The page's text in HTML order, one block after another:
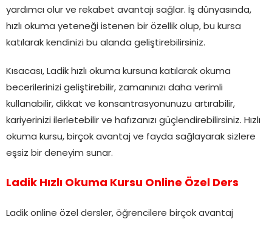
yardımcı olur ve rekabet avantajı sağlar. İş dünyasında,
hızlı okuma yeteneği istenen bir özellik olup, bu kursa
katılarak kendinizi bu alanda geliştirebilirsiniz.
Kısacası, Ladik hızlı okuma kursuna katılarak okuma
becerilerinizi geliştirebilir, zamanınızı daha verimli
kullanabilir, dikkat ve konsantrasyonunuzu artırabilir,
kariyerinizi ilerletebilir ve hafızanızı güçlendirebilirsiniz. Hızlı
okuma kursu, birçok avantaj ve fayda sağlayarak sizlere
eşsiz bir deneyim sunar.
Ladik Hızlı Okuma Kursu Online Özel Ders
Ladik online özel dersler, öğrencilere birçok avantaj